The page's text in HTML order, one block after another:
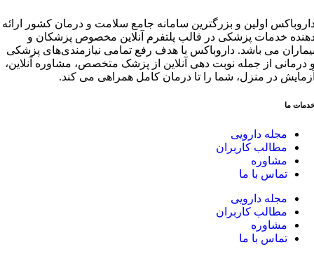
اولین و بزرگترین سامانه جامع سلامت و درمان کشور ارائه
خدمات پزشکی در قالب پلتفرم آنلاین مخصوص پزشکان و
می باشد. داروباکس با هدف رفع تمامی نیازمندی‌های پزشکی
درمانی از جمله نوبت دهی آنلاین از پزشک متخصص، مشاوره آنلاین،
در منزل، شما را تا درمان کامل همراهی می کند.
ما
مجله دارویی
مطالب کاربران
مشاوره
تماس با ما
مجله دارویی
مطالب کاربران
مشاوره
تماس با ما